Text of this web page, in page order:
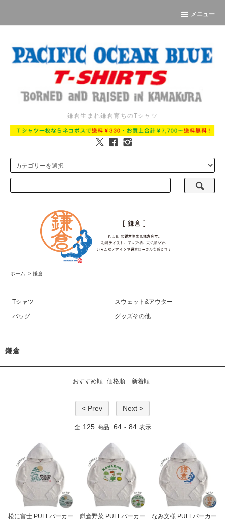
メニュー
鎌倉生まれ鎌倉育ちのTシャツ
ホーム > 鎌倉
Tシャツ
スウェット&アウター
バッグ
グッズその他
鎌倉
おすすめ順 価格順 新着順
< Prev Next >
全 125 商品 64 - 84 表示
松に富士 PULLパーカー
鎌倉野菜 PULLパーカー
なみ文様 PULLパーカー